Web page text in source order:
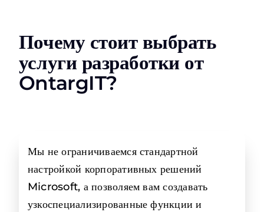
Почему стоит выбрать
услуги разработки от
OntargIT?
Мы не ограничиваемся стандартной
настройкой корпоративных решений
Microsoft, а позволяем вам создавать
узкоспециализированные функции и